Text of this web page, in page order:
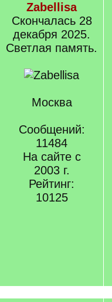
Zabellisa
Cкончалась 28
декабря 2025.
Светлая память.
Москва
Сообщений:
11484
На сайте с
2003 г.
Рейтинг:
10125